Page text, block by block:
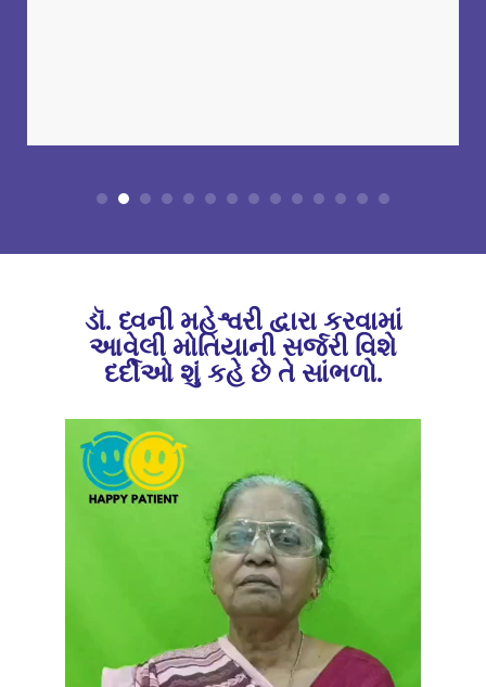
ડૉ. ધ્વની મહેશ્વરી દ્વારા કરવામાં
આવેલી મોતિયાની સર્જરી વિશે
દર્દીઓ શું કહે છે તે સાંભળો.